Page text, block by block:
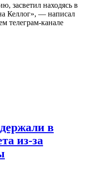
засветил находясь в
Келлог», — написал
телеграм-канале
в
из-за